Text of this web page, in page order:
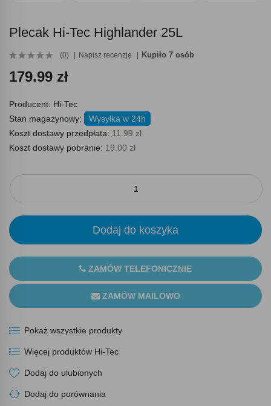
Plecak Hi-Tec Highlander 25L
(0) Napisz recenzję Kupiło 7 osób
179.99 zł
Producent: Hi-Tec
Stan magazynowy:
Wysyłka w 24h
Koszt dostawy przedpłata: 11.99 zł
Koszt dostawy pobranie: 19.00 zł
Dodaj do koszyka
ZAMÓW TELEFONICZNIE
ZAMÓW MAILOWO
Pokaż wszystkie produkty
Więcej produktów Hi-Tec
Dodaj do ulubionych
Dodaj do porównania